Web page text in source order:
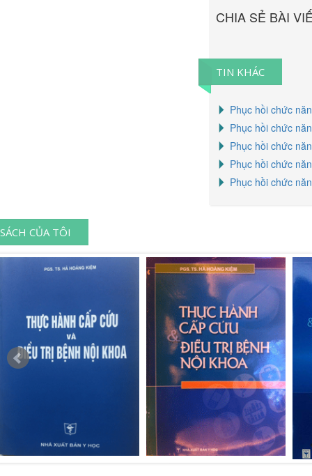
CHIA SẺ BÀI
TIN KHÁC
Phục hồi chức
Phục hồi chức
Phục hồi chức
Phục hồi chức
Phục hồi chức
SÁCH CỦA TÔI